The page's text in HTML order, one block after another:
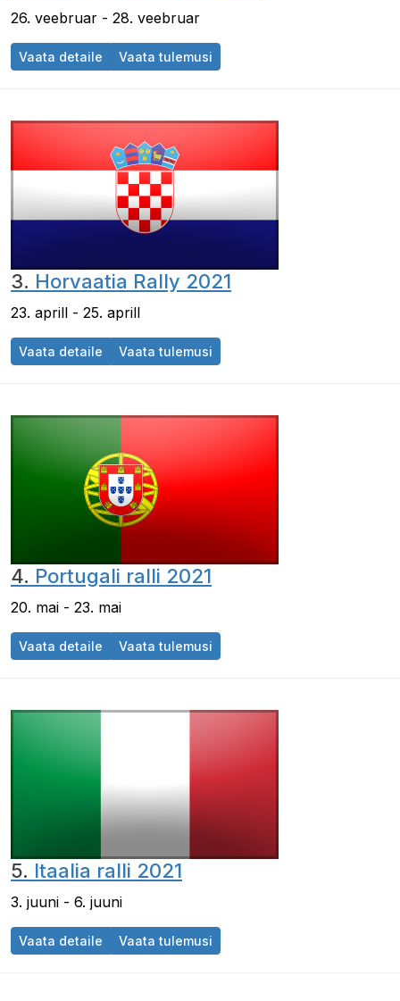
26. veebruar - 28. veebruar
Vaata detaile Vaata tulemusi
3. Horvaatia Rally 2021
23. aprill - 25. aprill
Vaata detaile Vaata tulemusi
4. Portugali ralli 2021
20. mai - 23. mai
Vaata detaile Vaata tulemusi
5. Itaalia ralli 2021
3. juuni - 6. juuni
Vaata detaile Vaata tulemusi